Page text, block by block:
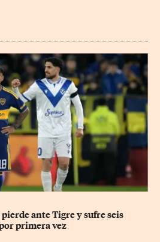
ante Tigre y sufre seis
primera vez